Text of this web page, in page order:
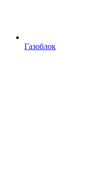
Газоблок